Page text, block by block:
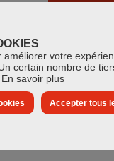
améliorer votre
certain nombre de
En savoir plus
Accepter tous